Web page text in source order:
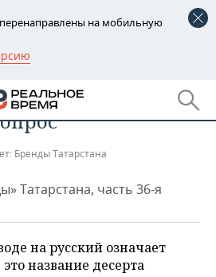
на мобильную
ПФО
сладко, как
Бренды Татарстана
Татарстана, часть 36-я
на русский означает
название десерта